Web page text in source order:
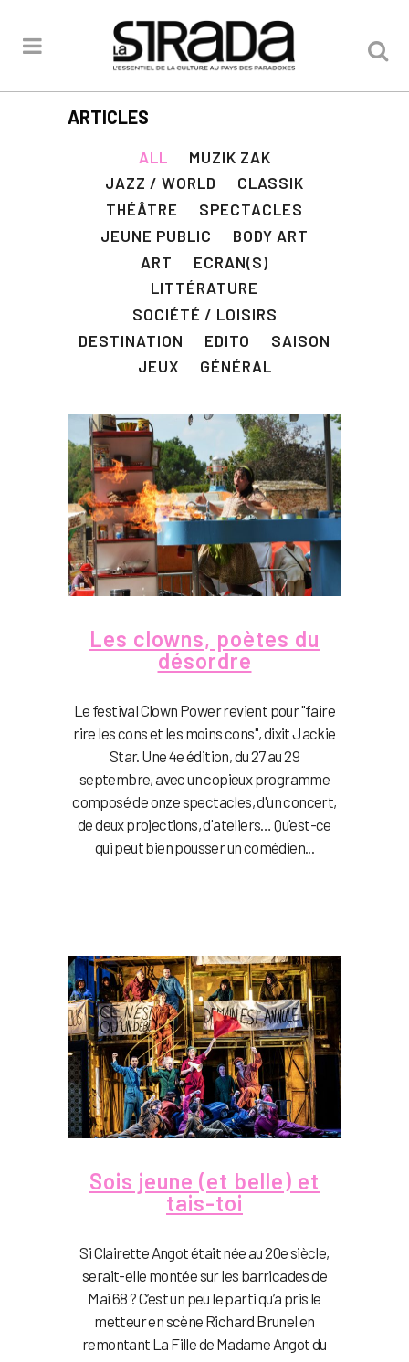
ARTICLES
ALL
MUZIK ZAK
JAZZ / WORLD
CLASSIK
THÉÂTRE
SPECTACLES
JEUNE PUBLIC
BODY ART
ART
ECRAN(S)
LITTÉRATURE
SOCIÉTÉ / LOISIRS
DESTINATION
EDITO
SAISON
JEUX
GÉNÉRAL
Les clowns, poètes du
désordre
Le festival Clown Power revient pour "faire
rire les cons et les moins cons", dixit Jackie
Star. Une 4e édition, du 27 au 29
septembre, avec un copieux programme
composé de onze spectacles, d'un concert,
de deux projections, d'ateliers… Qu'est-ce
qui peut bien pousser un comédien...
Sois jeune (et belle) et
tais-toi
Si Clairette Angot était née au 20e siècle,
serait-elle montée sur les barricades de
Mai 68 ? C’est un peu le parti qu’a pris le
metteur en scène Richard Brunel en
remontant La Fille de Madame Angot du